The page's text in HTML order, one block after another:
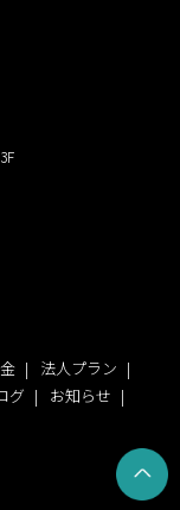
法人プラン
グ
お知らせ